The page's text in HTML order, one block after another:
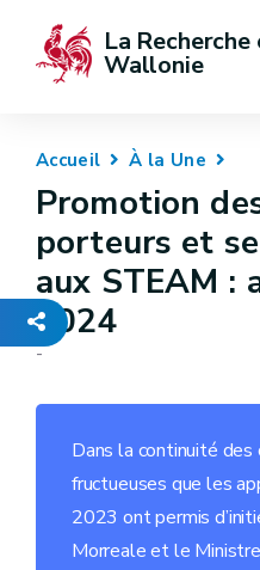
La Recherche
Wallonie
Accueil À la Une
Promotion
porteurs et
aux STEAM :
2024
-
Dans la continuité
fructueuses que les
2023 ont permis
Morreale et le